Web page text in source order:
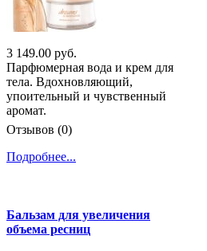
3 149.00 руб.
Парфюмерная вода и крем для
тела. Вдохновляющий,
упоительный и чувственный
аромат.
Отзывов (0)
Подробнее...
Бальзам для увеличения
объема ресниц